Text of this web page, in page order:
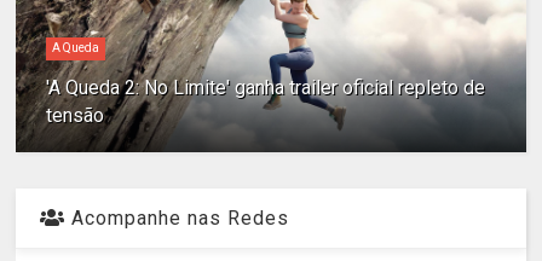
A Queda
'A Queda 2: No Limite' ganha trailer oficial repleto de
tensão
Acompanhe nas Redes